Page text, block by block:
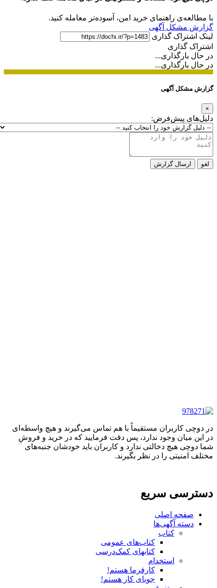
با مطالعه‌ی راهنمای خرید امن، آسوده‌تر معامله کنید.
گزارش مشکل آگهی
لینک اشتراک گذاری
اشتراک گذاری
در حال بارگذاری...
در حال بارگذاری...
گزارش مشکل آگهی
×
دلیل‌های پیش‌فرض:
لغو ارسال گزارش
در دوچی کاربران مستقیماً با هم تماس می‌گیرند و هیچ واسطه‌ای
در این میان وجود ندارد، پس دقت فرمایید که در خرید و فروشِ
شما دوچی هیچ دخالتی ندارد و کاربران باید خودشان جنبه‌های
مختلف امنیتی را در نظر بگیرند.
دسترسی سریع
صفحه اصلی
دسته آگهی‌ها
کتاب
کتاب‌های عمومی
کتابهای کمک‌درسی
استخدام
کارفرما هستم!
جویای کار هستم!